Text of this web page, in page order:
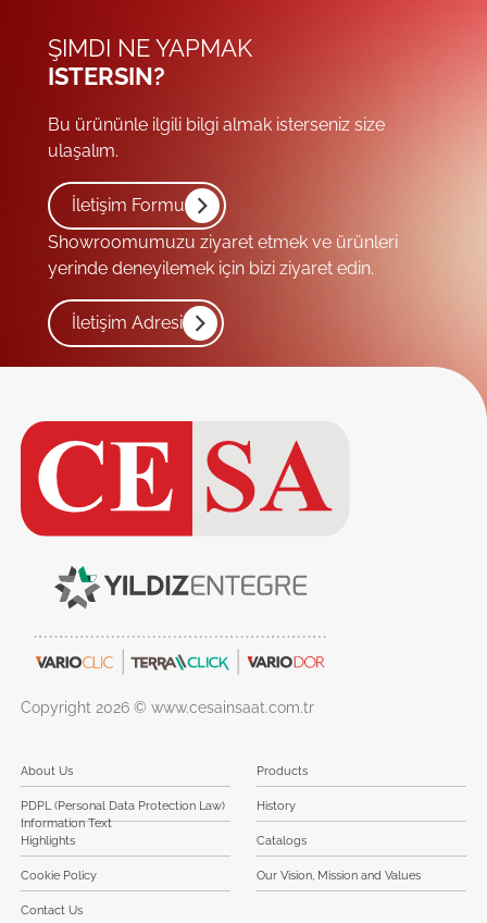
ŞIMDI NE YAPMAK
ISTERSIN?
Bu ürününle ilgili bilgi almak isterseniz size
ulaşalım.
İletişim Formu
Showroomumuzu ziyaret etmek ve ürünleri
yerinde deneyilemek için bizi ziyaret edin.
İletişim Adresi
Copyright 2026 © www.cesainsaat.com.tr
About Us Products
PDPL (Personal Data Protection Law)
Information Text
History
Highlights Catalogs
Cookie Policy Our Vision, Mission and Values
Contact Us